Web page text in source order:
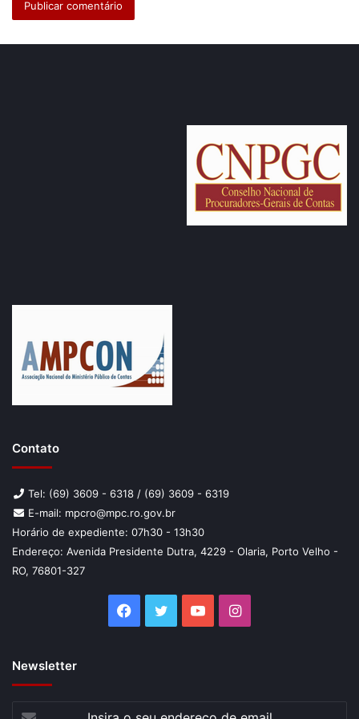
Contato
Tel: (69) 3609 - 6318 / (69) 3609 - 6319
E-mail: mpcro@mpc.ro.gov.br
Horário de expediente: 07h30 - 13h30
Endereço: Avenida Presidente Dutra, 4229 - Olaria, Porto Velho -
RO, 76801-327
Facebook
TwitterYouTubeInstagram
Newsletter